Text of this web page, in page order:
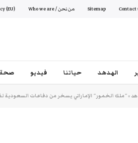
Contact
Sitemap من نحن / Who we are (EU)
الهدهد حياتنا فيديو صحة
»“ملك الخمور” الإماراتي يسخر من دفاعات